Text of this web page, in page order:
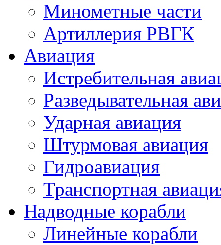
Минометные части
Артиллерия РВГК
Авиация
Истребительная
Разведывательная
Ударная авиация
Штурмовая авиация
Гидроавиация
Транспортная
Надводные корабли
Линейные корабли